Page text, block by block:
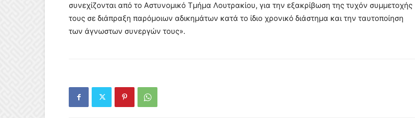
συνεχίζονται από το Αστυνομικό Τμήμα Λουτρακίου, για την εξακρίβωση της τυχόν συμμετοχής
τους σε διάπραξη παρόμοιων αδικημάτων κατά το ίδιο χρονικό διάστημα και την ταυτοποίηση
των άγνωστων συνεργών τους».